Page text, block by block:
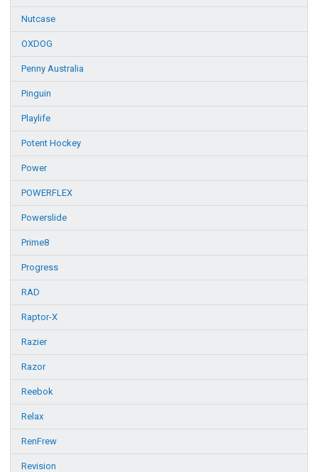
Nutcase
OXDOG
Penny Australia
Pinguin
Playlife
Potent Hockey
Power
POWERFLEX
Powerslide
Prime8
Progress
RAD
Raptor-X
Razier
Razor
Reebok
Relax
RenFrew
Revision